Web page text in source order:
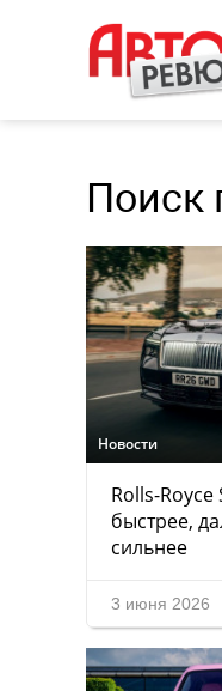
Поиск
Новости
Rolls-Royce
быстрее,
сильнее
3 июня 2026